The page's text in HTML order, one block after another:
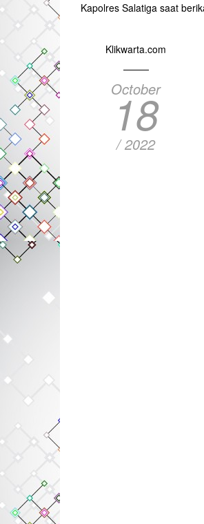
Kapolres Salatiga saat
Klikwarta.com
October
18
/ 2022